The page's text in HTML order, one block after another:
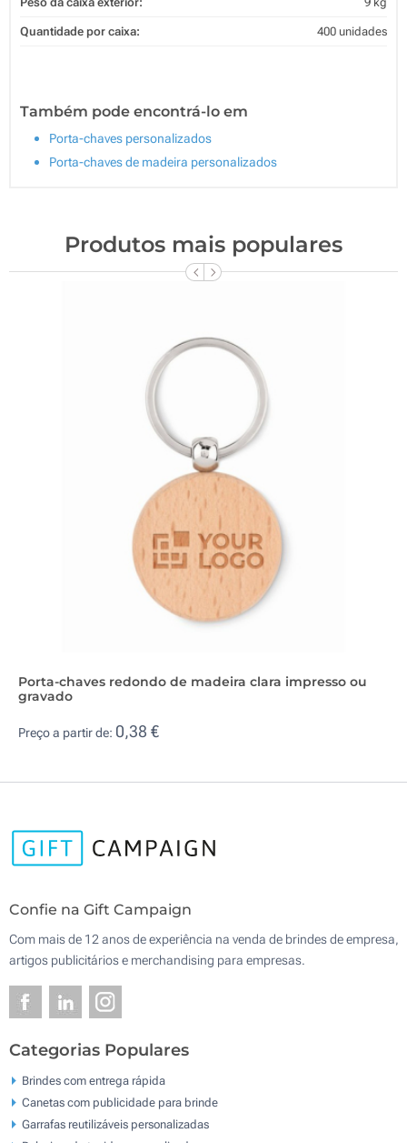
Quantidade por caixa: 400 unidades
Também pode encontrá-lo em
Porta-chaves personalizados
Porta-chaves de madeira personalizados
Produtos mais populares
Porta-chaves redondo de madeira clara impresso ou
gravado
Preço a partir de: 0,38 €
Confie na Gift Campaign
Com mais de 12 anos de experiência na venda de brindes de empresa,
artigos publicitários e merchandising para empresas.
Categorias Populares
Brindes com entrega rápida
Canetas com publicidade para brinde
Garrafas reutilizáveis personalizadas